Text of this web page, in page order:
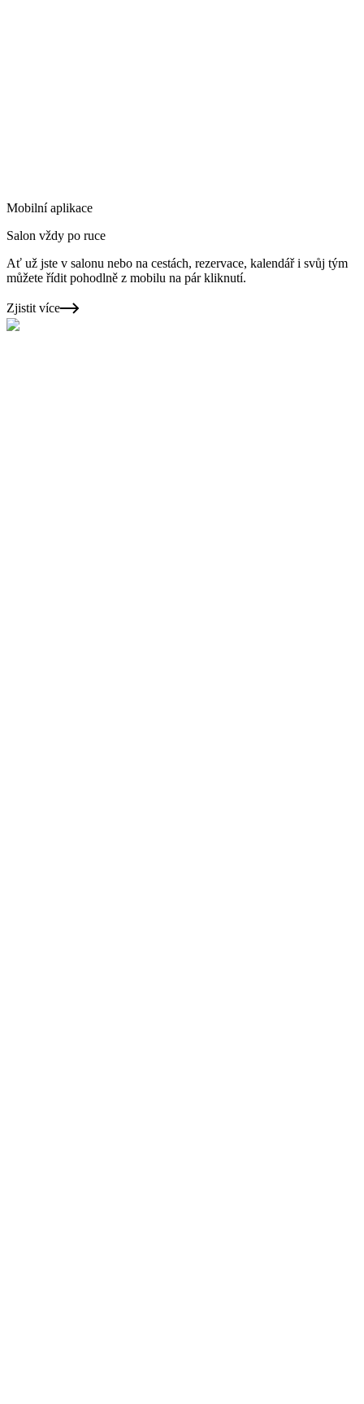
Mobilní aplikace
Salon vždy po ruce
Ať už jste v salonu nebo na cestách, rezervace, kalendář i svůj tým
můžete řídit pohodlně z mobilu na pár kliknutí.
Zjistit více